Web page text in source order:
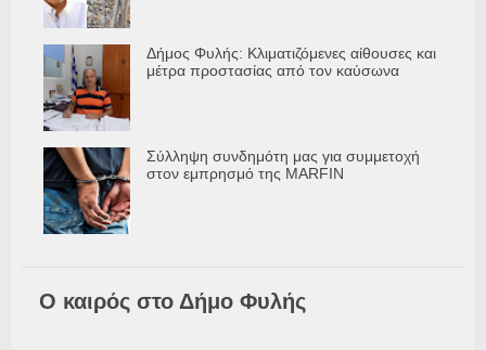
Δήμος Φυλής: Κλιματιζόμενες αίθουσες και
μέτρα προστασίας από τον καύσωνα
Σύλληψη συνδημότη μας για συμμετοχή
στον εμπρησμό της MARFIN
Ο καιρός στο Δήμο Φυλής